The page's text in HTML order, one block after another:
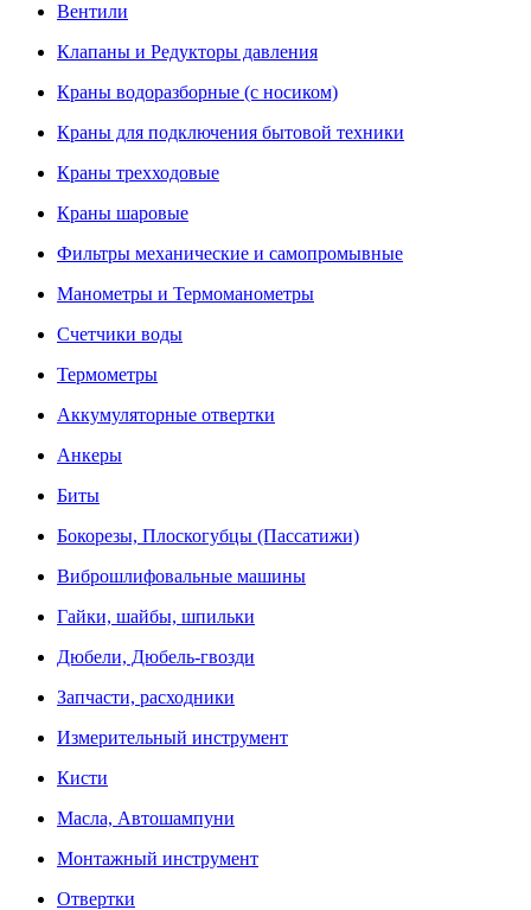
Вентили
Клапаны и Редукторы давления
Краны водоразборные (с носиком)
Краны для подключения бытовой техники
Краны трехходовые
Краны шаровые
Фильтры механические и самопромывные
Манометры и Термоманометры
Счетчики воды
Термометры
Аккумуляторные отвертки
Анкеры
Биты
Бокорезы, Плоскогубцы (Пассатижи)
Виброшлифовальные машины
Гайки, шайбы, шпильки
Дюбели, Дюбель-гвозди
Запчасти, расходники
Измерительный инструмент
Кисти
Масла, Автошампуни
Монтажный инструмент
Отвертки